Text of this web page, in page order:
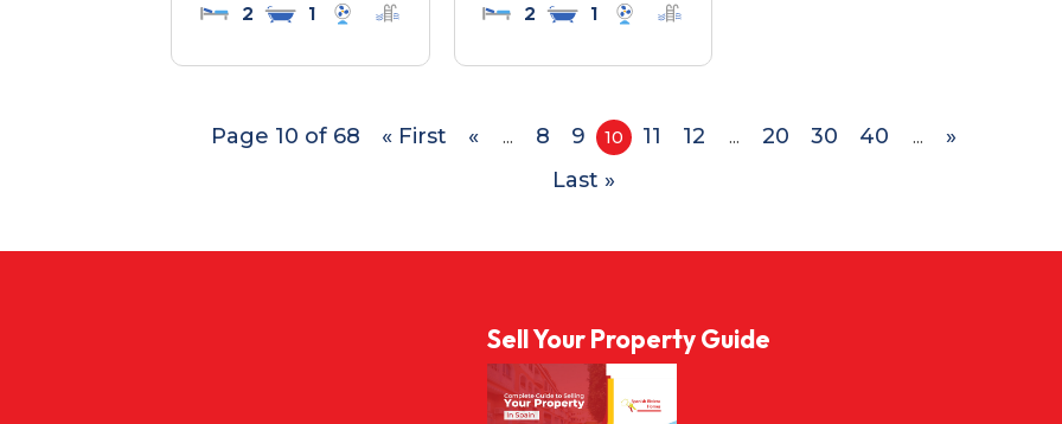
2 1 2 1
Page 10 of 68 « First « ... 8 9 10 11 12 ... 20 30 40 ...
»
Last »
Sell Your Property Guide